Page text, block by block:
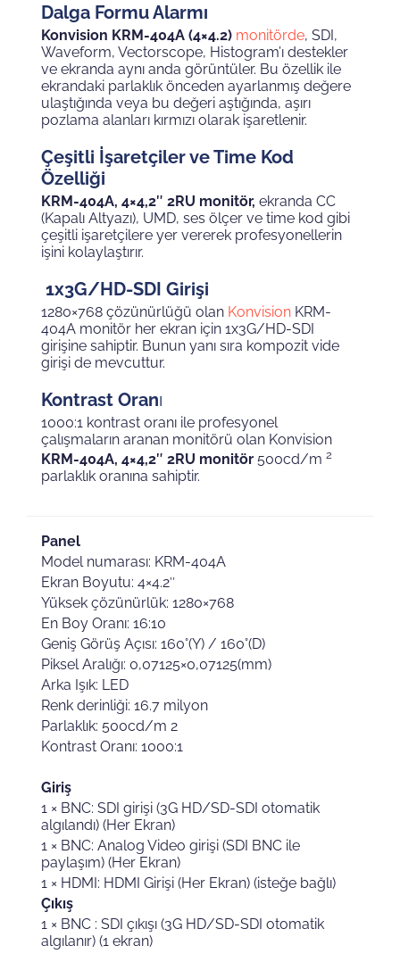
Dalga Formu Alarmı
Konvision KRM-404A (4×4.2) monitörde, SDI,
Waveform, Vectorscope, Histogram’ı destekler
ve ekranda aynı anda görüntüler. Bu özellik ile
ekrandaki parlaklık önceden ayarlanmış değere
ulaştığında veya bu değeri aştığında, aşırı
pozlama alanları kırmızı olarak işaretlenir.
Çeşitli İşaretçiler ve Time Kod
Özelliği
KRM-404A, 4×4,2″ 2RU monitör, ekranda CC
(Kapalı Altyazı), UMD, ses ölçer ve time kod gibi
çeşitli işaretçilere yer vererek profesyonellerin
işini kolaylaştırır.
1x3G/HD-SDI Girişi
1280×768 çözünürlüğü olan KonvisionKRM-
404A monitör her ekran için 1x3G/HD-SDI
girişine sahiptir. Bunun yanı sıra kompozit vide
girişi de mevcuttur.
Kontrast Oranı
1000:1 kontrast oranı ile profesyonel
çalışmaların aranan monitörü olan Konvision
KRM-404A, 4×4,2″ 2RU monitör 500cd/m 2
parlaklık oranına sahiptir.
Panel
Model numarası: KRM-404A
Ekran Boyutu: 4×4.2″
Yüksek çözünürlük: 1280×768
En Boy Oranı: 16:10
Geniş Görüş Açısı: 160°(Y) / 160°(D)
Piksel Aralığı: 0,07125×0,07125(mm)
Arka Işık: LED
Renk derinliği: 16.7 milyon
Parlaklık: 500cd/m 2
Kontrast Oranı: 1000:1
Giriş
1 × BNC: SDI girişi (3G HD/SD-SDI otomatik
algılandı) (Her Ekran)
1 × BNC: Analog Video girişi (SDI BNC ile
paylaşım) (Her Ekran)
1 × HDMI: HDMI Girişi (Her Ekran) (isteğe bağlı)
Çıkış
1 × BNC : SDI çıkışı (3G HD/SD-SDI otomatik
algılanır) (1 ekran)
İnsana
Yatırım
Günümüzün yayıncılık ve medya
dünyasındaki sorunları
çözmeye, müşterilerimizin daha
fazlasını başarması için bir
çözüm oluşturmaya
odaklanıyoruz. Kesintisiz bir iş
akışının parçası olarak eksiksiz